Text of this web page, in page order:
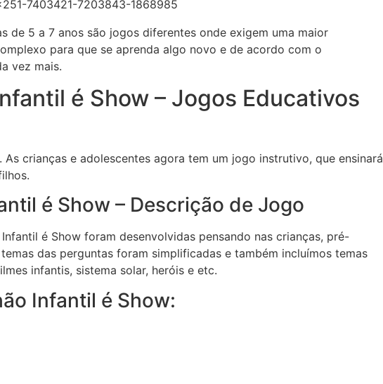
de 5 a 7 anos são jogos diferentes onde exigem uma maior
para que se aprenda algo novo e de acordo com o
vez mais.
é Show – Jogos Educativos
crianças e adolescentes agora tem um jogo instrutivo, que ensinará
é Show – Descrição de Jogo
é Show foram desenvolvidas pensando nas crianças, pré-
das perguntas foram simplificadas e também incluímos temas
infantis, sistema solar, heróis e etc.
Infantil é Show: